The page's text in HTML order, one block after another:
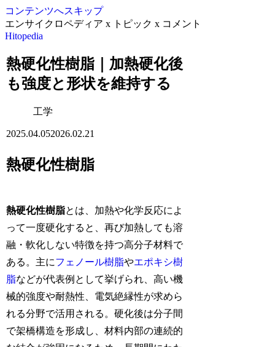
コンテンツへスキップ
エンサイクロペディア x トピック x コメント
Hitopedia
熱硬化性樹脂｜加熱硬化後
も強度と形状を維持する
工学
2025.04.052026.02.21
熱硬化性樹脂
熱硬化性樹脂とは、加熱や化学反応によ
って一度硬化すると、再び加熱しても溶
融・軟化しない特徴を持つ高分子材料で
ある。主にフェノール樹脂やエポキシ樹
脂などが代表例として挙げられ、高い機
械的強度や耐熱性、電気絶縁性が求めら
れる分野で活用される。硬化後は分子間
で架橋構造を形成し、材料内部の連続的